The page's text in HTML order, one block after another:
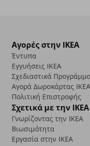
Αγορές στην IKEA
Έντυπα
Εγγυήσεις IKEA
Σχεδιαστικά
Αγορά Δωρoκάρτας IKEA
Πολιτική Επιστροφής
Σχετικά με την IKEA
Γνωρίζοντας την IKEA
Βιωσιμότητα
Εργασία στην IKEA